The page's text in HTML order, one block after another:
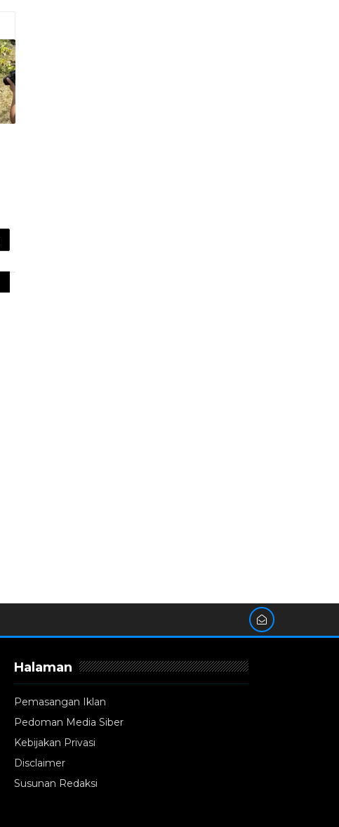
Halaman
Pemasangan Iklan
Pedoman Media Siber
Kebijakan Privasi
Disclaimer
Susunan Redaksi